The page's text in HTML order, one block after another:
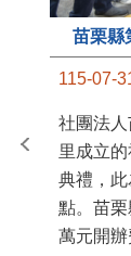
苗栗縣
115-07-
社團法
里成立
典禮，
點。苗
萬元開